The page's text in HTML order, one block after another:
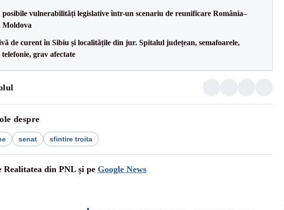
vulnerabilități legislative într-un scenariu de reunificare România–
Moldova
de curent în Sibiu și localitățile din jur. Spitalul județean, semafoarele,
telefonie, grav afectate
despre
senat sfintire troita
din PNL și pe Google News